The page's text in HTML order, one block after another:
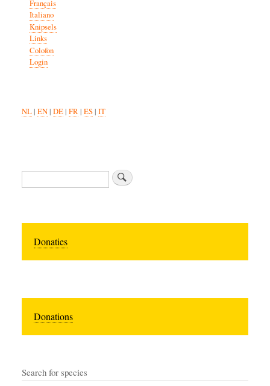
Français
Italiano
Knipsels
Links
Colofon
Login
NL| EN| DE| FR| ES| IT
Zoeken
Donaties
Donations
Search for species